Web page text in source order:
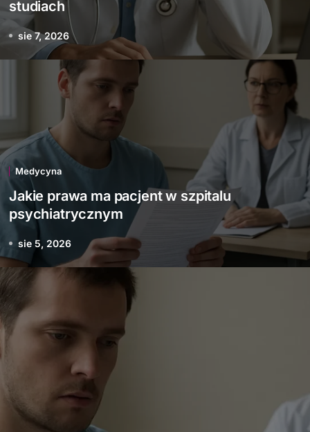
studiach
sie 7, 2026
Medycyna
Jakie prawa ma pacjent w szpitalu
psychiatrycznym
sie 5, 2026